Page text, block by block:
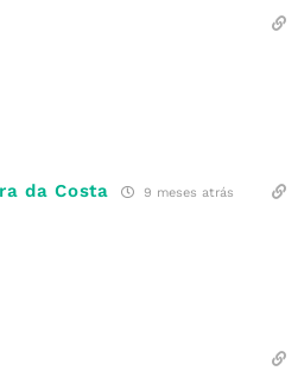
da Costa 9 meses atrás